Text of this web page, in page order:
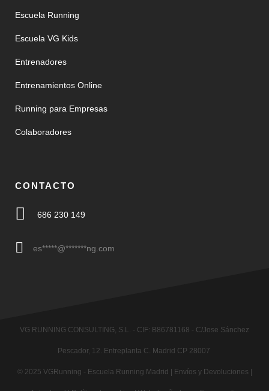
Escuela Running
Escuela VG Kids
Entrenadores
Entrenamientos Online
Running para Empresas
Colaboradores
CONTACTO
686 230 149
es*****@*******ng.com
VG RUNNING CONSULTING, S.L. - CIF: B86781168 - C/Jose Sánchez
Pescador, 12. Entreplanta C. Madrid CP 28007
© 2025 VGRunning - Escuela Running Madrid | Envíos y Devoluciones |